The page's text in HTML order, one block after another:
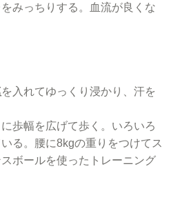
みっちりする。血流が良くな
を入れてゆっくり浸かり、汗を
歩幅を広げて歩く。いろいろ
る。腰に8kgの重りをつけてス
ボールを使ったトレーニング